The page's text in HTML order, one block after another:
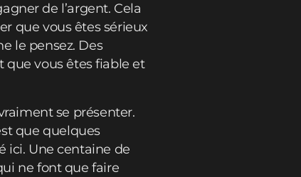
de l’argent. Cela
que vous êtes sérieux
le pensez. Des
vous êtes fiable et
se présenter.
que quelques
ici. Une centaine de
ne font que faire